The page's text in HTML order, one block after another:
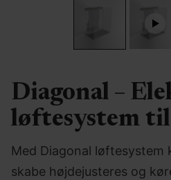
Diagonal –
løftesystem til
Med Diagonal løftesystem
skabe højdejusteres og